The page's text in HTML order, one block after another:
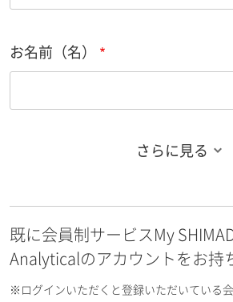
お名前（名）
お名前フリガナ（名）
さらに見る
既に会員制サービスMy
Analyticalのアカウントをお持
※ログインいただくと登録いただいている